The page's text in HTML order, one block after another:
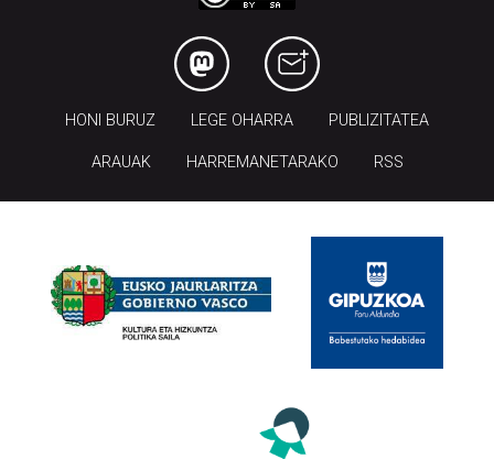
HONI BURUZ LEGE OHARRA PUBLIZITATEA
ARAUAK HARREMANETARAKO RSS